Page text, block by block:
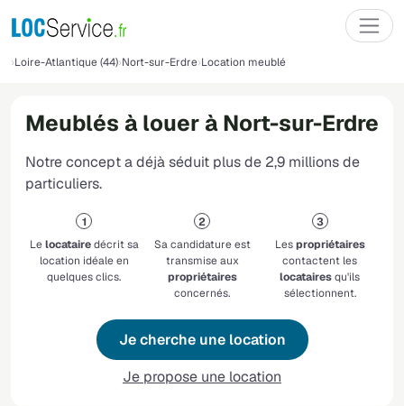
Loire-Atlantique (44) Nort-sur-Erdre Location meublé
Meublés à louer à Nort-sur-Erdre
Notre concept a déjà séduit plus de 2,9 millions de
particuliers.
Lelocatairedécrit sa
location idéale en
quelques clics.
Sa candidature est
transmise aux
propriétaires
concernés.
Lespropriétaires
contactent les
locatairesqu'ils
sélectionnent.
Je cherche une location
Je propose une location